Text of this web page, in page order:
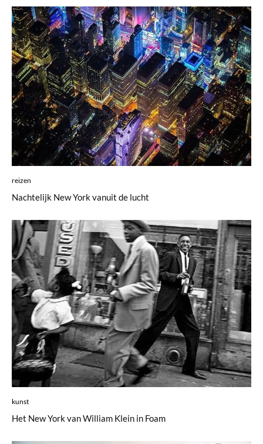
reizen
Nachtelijk New York vanuit de lucht
kunst
Het New York van William Klein in Foam